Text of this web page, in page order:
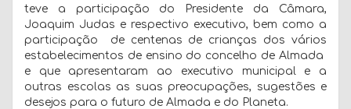
teve a participação do Presidente da Câmara,
Joaquim Judas e respectivo executivo, bem como a
participação de centenas de crianças dos vários
estabelecimentos de ensino do concelho de Almada
e que apresentaram ao executivo municipal e a
outras escolas as suas preocupações, sugestões e
desejos para o futuro de Almada e do Planeta.